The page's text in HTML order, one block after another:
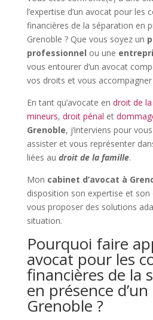
l’expertise d’un avocat pour les
financières de la séparation en
Grenoble ? Que vous soyez un
professionnel ou une
vous entourer d’un avocat
vos droits et vous
En tant qu’avocate en droit de
mineurs, droit pénal et
Grenoble, j’interviens pour
assister et vous représenter
liées au droit de la famille.
Mon cabinet d’avocat à
disposition son expertise et
vous proposer des solutions
situation.
Pourquoi faire
avocat pour les
financières de la
en présence d’un
Grenoble ?